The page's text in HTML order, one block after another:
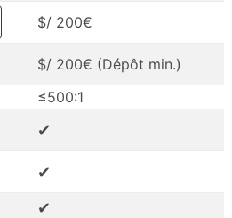
$/ 200€
$/ 200€ (Dépôt min.)
≤500:1
✔
✔
✔